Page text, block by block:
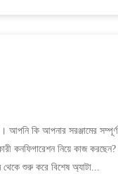
আপনি কি আপনার সরঞ্জামের
কনফিগারেশন নিয়ে কাজ
থেকে শুরু করে বিশেষ অ্যাটা...